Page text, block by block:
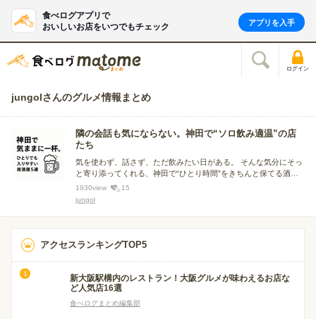
食べログアプリで
おいしいお店をいつでもチェック
アプリを入手
ログイン
jungolさんのグルメ情報まとめ
隣の会話も気にならない。神田で“ソロ飲み適温”の店
たち
気を使わず、話さず、ただ飲みたい日がある。 そんな気分にそっ
と寄り添ってくれる、神田で“ひとり時間”をきちんと保てる酒場
をまとめました。
1930view
15
jungol
アクセスランキングTOP5
新大阪駅構内のレストラン！大阪グルメが味わえるお店な
ど人気店16選
食べログまとめ編集部